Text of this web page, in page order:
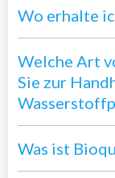
Wo erhalte
Welche Art
Sie zur
Was ist